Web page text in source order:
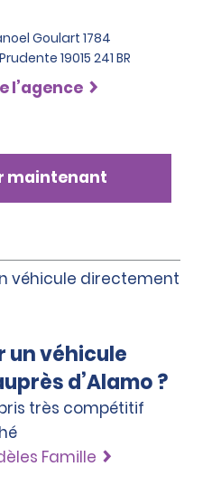
Goulart 1784
19015 241 BR
l’agence
maintenant
un véhicule
d’Alamo ?
très compétitif
Famille